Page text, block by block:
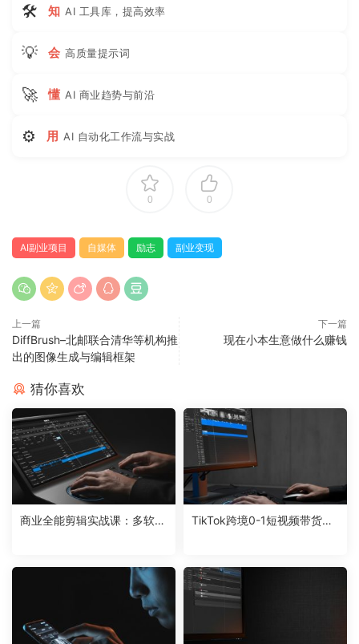
🛠 知 AI 工具库，提高效率
💡 会 高质量提示词
🚀 懂 AI 商业趋势与前沿
⚙ 用 AI 自动化工作流与实战
0 0
AI副业项目 自媒体 励志 副业变现
上一篇
DiffBrush–北邮联合清华等机构推
出的图像生成与编辑框架
下一篇
现在小本生意做什么赚钱
猜你喜欢
商业全能剪辑实战课：多软件
TikTok跨境0-1短视频带货：